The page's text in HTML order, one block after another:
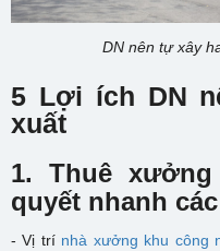
DN nên tự xây
5 Lợi ích DN
xuất
1. Thuê
quyết nhanh
- Vị trí nhà xưởng khu công